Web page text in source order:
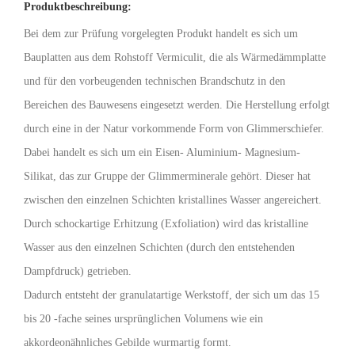
Produktbeschreibung:
Bei dem zur Prüfung vorgelegten Produkt handelt es sich um
Bauplatten aus dem Rohstoff Vermiculit, die als Wärmedämmplatte
und für den vorbeugenden technischen Brandschutz in den
Bereichen des Bauwesens eingesetzt werden. Die Herstellung erfolgt
durch eine in der Natur vorkommende Form von Glimmerschiefer.
Dabei handelt es sich um ein Eisen- Aluminium- Magnesium-
Silikat, das zur Gruppe der Glimmerminerale gehört. Dieser hat
zwischen den einzelnen Schichten kristallines Wasser angereichert.
Durch schockartige Erhitzung (Exfoliation) wird das kristalline
Wasser aus den einzelnen Schichten (durch den entstehenden
Dampfdruck) getrieben.
Dadurch entsteht der granulatartige Werkstoff, der sich um das 15
bis 20 -fache seines ursprünglichen Volumens wie ein
akkordeonähnliches Gebilde wurmartig formt.